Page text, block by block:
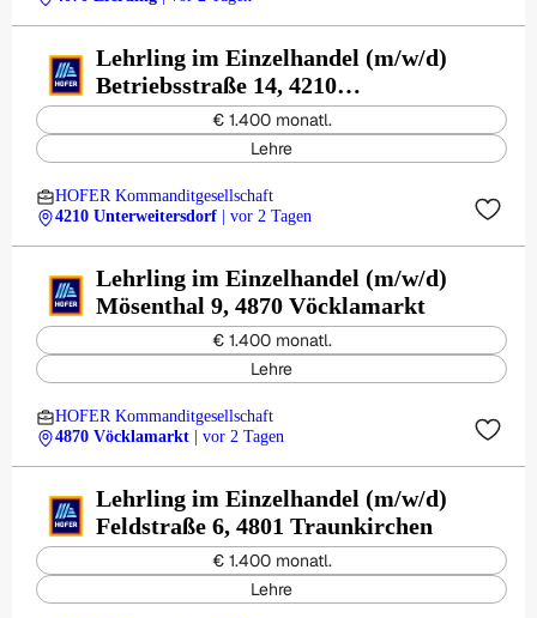
Lehrling im Einzelhandel (m/w/d)
Betriebsstraße 14, 4210
Unterweitersdorf
€ 1.400 monatl.
Lehre
HOFER Kommanditgesellschaft
4210 Unterweitersdorf
| vor 2 Tagen
Lehrling im Einzelhandel (m/w/d)
Mösenthal 9, 4870 Vöcklamarkt
€ 1.400 monatl.
Lehre
HOFER Kommanditgesellschaft
4870 Vöcklamarkt
| vor 2 Tagen
Lehrling im Einzelhandel (m/w/d)
Feldstraße 6, 4801 Traunkirchen
€ 1.400 monatl.
Lehre